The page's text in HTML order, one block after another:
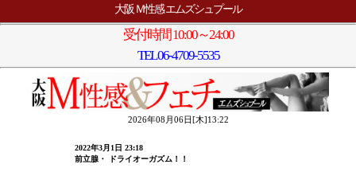
大阪 Ｍ性感 エムズシュプール
受付時間 10:00～24:00
TEL06-4709-5535
2026年08月06日[木]13:22
2022年3月1日 23:18
前立腺・ ドライオーガズム！！